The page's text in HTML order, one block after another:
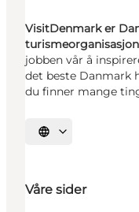
VisitDenmark er
jobben vår å
det beste Danmark
du finner mange
Velg språk
Våre sider